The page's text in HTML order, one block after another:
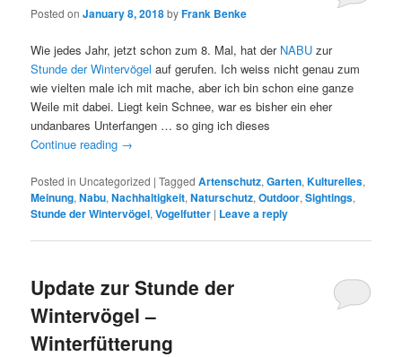
Posted onJanuary 8, 2018byFrank Benke
Wie jedes Jahr, jetzt schon zum 8. Mal, hat der NABU zur
Stunde der Wintervögel auf gerufen. Ich weiss nicht genau zum
wie vielten male ich mit mache, aber ich bin schon eine ganze
Weile mit dabei. Liegt kein Schnee, war es bisher ein eher
undanbares Unterfangen … so ging ich dieses
Continue reading →
Posted in Uncategorized |Tagged Artenschutz,Garten,Kulturelles,
Meinung,Nabu,Nachhaltigkeit,Naturschutz,Outdoor,Sightings,
Stunde der Wintervögel,Vogelfutter | Leave a reply
Update zur Stunde der
Wintervögel –
Winterfütterung